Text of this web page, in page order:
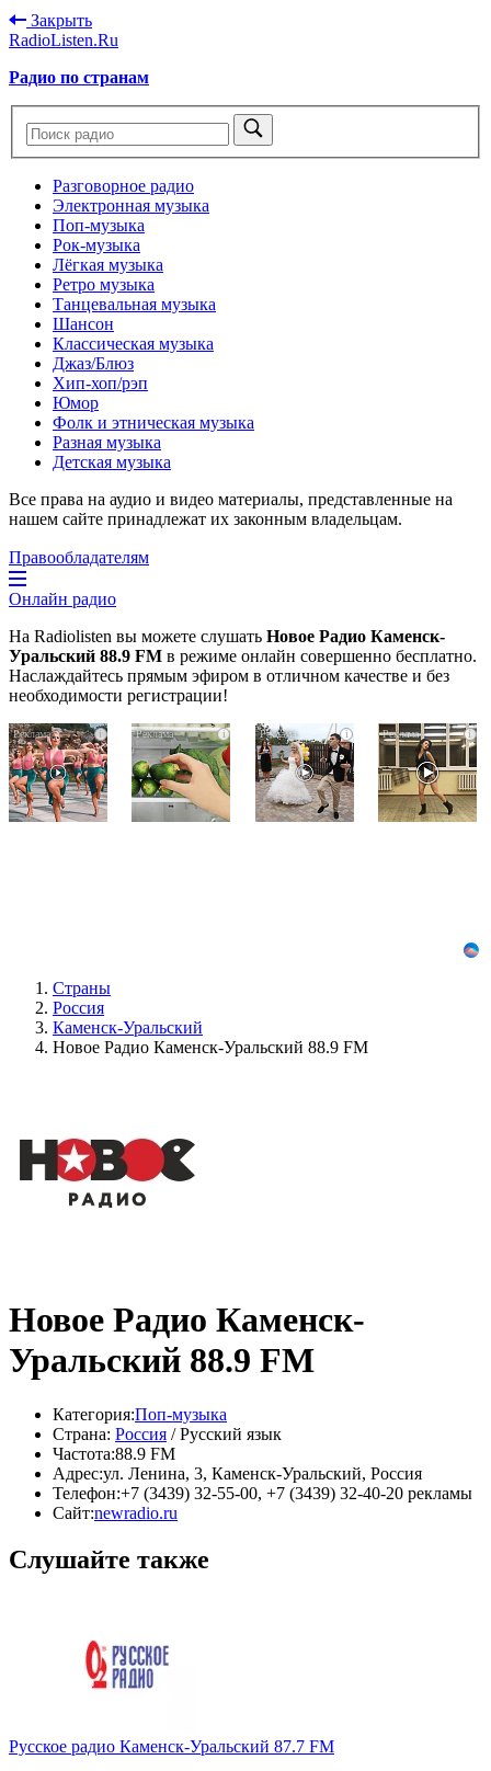
Закрыть
RadioListen.Ru
Радио по странам
Разговорное радио
Электронная музыка
Поп-музыка
Рок-музыка
Лёгкая музыка
Ретро музыка
Танцевальная музыка
Шансон
Классическая музыка
Джаз/Блюз
Хип-хоп/рэп
Юмор
Фолк и этническая музыка
Разная музыка
Детская музыка
Все права на аудио и видео материалы, представленные на
нашем сайте принадлежат их законным владельцам.
Правообладателям
Онлайн радио
На Radiolisten вы можете слушать Новое Радио Каменск-
Уральский 88.9 FM в режиме онлайн совершенно бесплатно.
Наслаждайтесь прямым эфиром в отличном качестве и без
необходимости регистрации!
i
Ржу
переставая,
это
видео
i
Никогда
храните
огурцы
i
Этот
танец
невесты
оставит
вас
i
Страны
Россия
Каменск-Уральский
Новое Радио Каменск-Уральский 88.9 FM
Новое Радио Каменск-
Уральский 88.9 FM
Категория:Поп-музыка
Страна: Россия / Русский язык
Частота:88.9 FM
Адрес:ул. Ленина, 3, Каменск-Уральский, Россия
Телефон:+7 (3439) 32-55-00, +7 (3439) 32-40-20 рекламы
Сайт:newradio.ru
Слушайте также
Русское радио Каменск-Уральский 87.7 FM